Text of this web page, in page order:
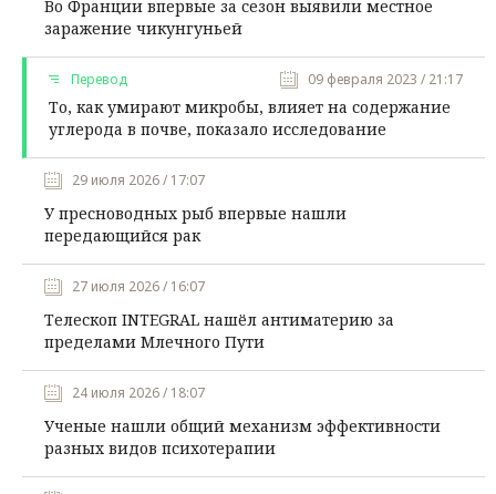
Во Франции впервые за сезон выявили местное
заражение чикунгуньей
Перевод 09 февраля 2023 / 21:17
То, как умирают микробы, влияет на содержание
углерода в почве, показало исследование
29 июля 2026 / 17:07
У пресноводных рыб впервые нашли
передающийся рак
27 июля 2026 / 16:07
Телескоп INTEGRAL нашёл антиматерию за
пределами Млечного Пути
24 июля 2026 / 18:07
Ученые нашли общий механизм эффективности
разных видов психотерапии